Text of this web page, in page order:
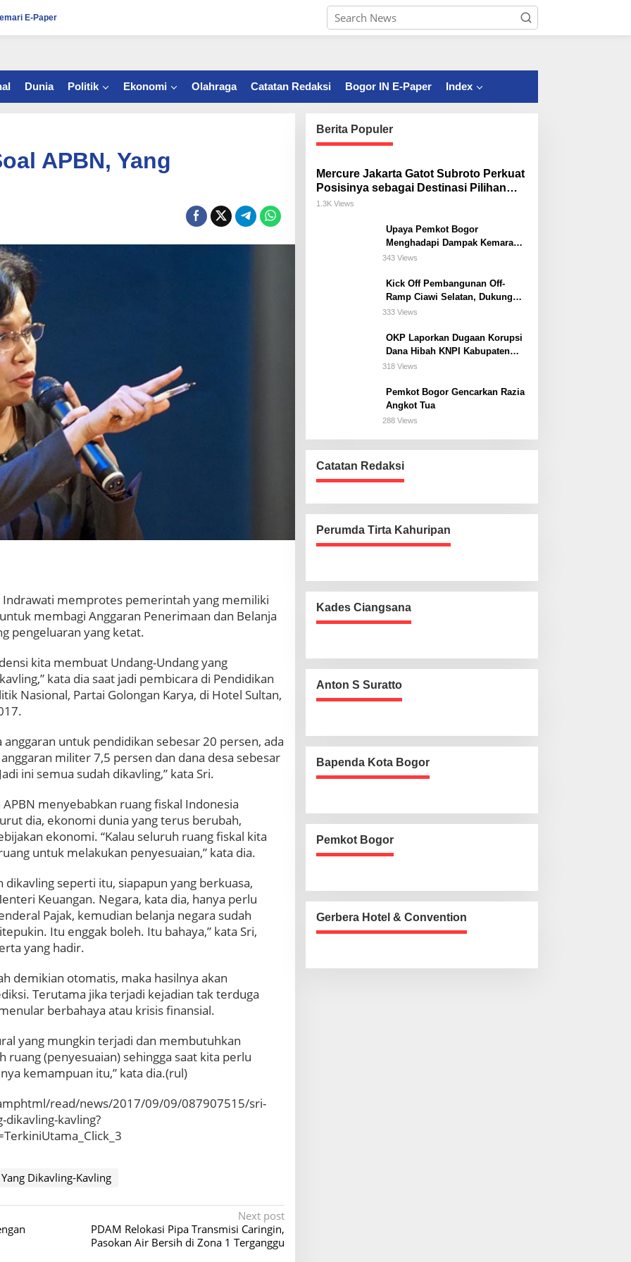
E-Paper
Dunia Politik Ekonomi Olahraga Catatan Redaksi Bogor IN E-Paper Index
APBN, Yang
Indrawati memprotes pemerintah yang memiliki
membagi Anggaran Penerimaan dan Belanja
pengeluaran yang ketat.
kita membuat Undang-Undang yang
kata dia saat jadi pembicara di Pendidikan
Nasional, Partai Golongan Karya, di Hotel Sultan,
untuk pendidikan sebesar 20 persen, ada
militer 7,5 persen dan dana desa sebesar
ini semua sudah dikavling,” kata Sri.
menyebabkan ruang fiskal Indonesia
dia, ekonomi dunia yang terus berubah,
ekonomi. “Kalau seluruh ruang fiskal kita
untuk melakukan penyesuaian,” kata dia.
dikavling seperti itu, siapapun yang berkuasa,
Keuangan. Negara, kata dia, hanya perlu
Pajak, kemudian belanja negara sudah
Itu enggak boleh. Itu bahaya,” kata Sri,
yang hadir.
demikian otomatis, maka hasilnya akan
Terutama jika terjadi kejadian tak terduga
berbahaya atau krisis finansial.
yang mungkin terjadi dan membutuhkan
ruang (penyesuaian) sehingga saat kita perlu
kemampuan itu,” kata dia.(rul)
read/news/2017/09/09/087907515/sri-
dikavling-kavling?
Yang Dikavling-Kavling
Next post
PDAM Relokasi Pipa Transmisi Caringin,
Pasokan Air Bersih di Zona 1 Terganggu
Berita Populer
Mercure Jakarta Gatot Subroto Perkuat
Posisinya sebagai Destinasi Pilihan
untuk Bisnis, Staycation, Meeting, dan
1.3K Views
Upaya Pemkot Bogor
Menghadapi Dampak Kemarau
Panjang
343 Views
Kick Off Pembangunan Off-
Ramp Ciawi Selatan, Dukung
Konektivitas Antarwilayah di
333 Views
OKP Laporkan Dugaan Korupsi
Dana Hibah KNPI Kabupaten
Bogor Tahun Anggaran 2025 Ke
318 Views
Pemkot Bogor Gencarkan Razia
Angkot Tua
288 Views
Catatan Redaksi
Perumda Tirta Kahuripan
Kades Ciangsana
Anton S Suratto
Bapenda Kota Bogor
Pemkot Bogor
Gerbera Hotel & Convention